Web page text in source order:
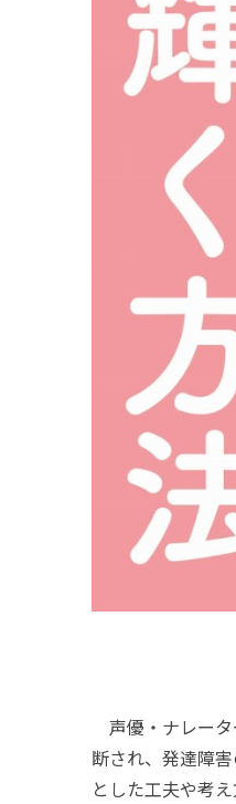
声優・ナレータ
断され、発達障
とした工夫や考